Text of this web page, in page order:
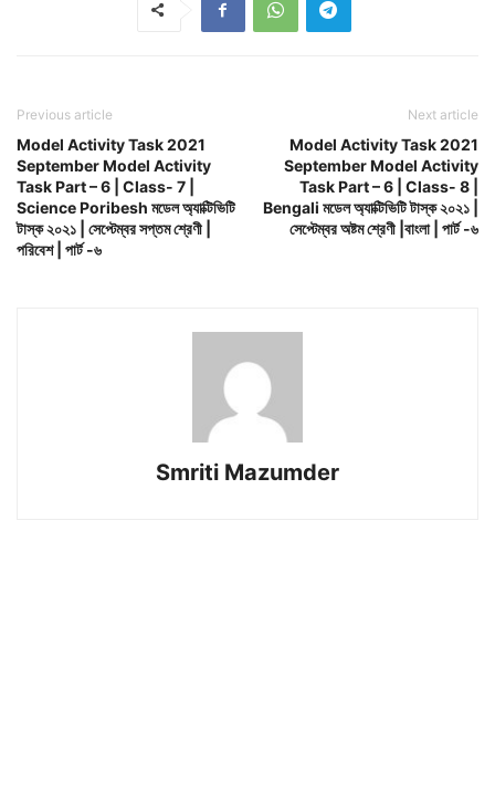
Previous article
Model Activity Task 2021
September Model Activity
Task Part – 6 | Class- 7 |
Science Poribesh মডেল অ্যাক্টিভিটি
টাস্ক ২০২১ | সেপ্টেম্বর সপ্তম শ্রেণী |
পরিবেশ | পার্ট -৬
Next article
Model Activity Task 2021
September Model Activity
Task Part – 6 | Class- 8 |
Bengali মডেল অ্যাক্টিভিটি টাস্ক ২০২১ |
সেপ্টেম্বর অষ্টম শ্রেণী |বাংলা | পার্ট -৬
Smriti Mazumder